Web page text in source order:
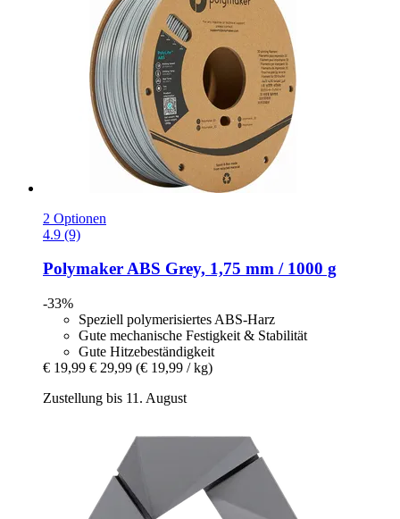
2 Optionen
4.9 (9)
PolymakerABS Grey, 1,75 mm / 1000 g
-33%
Speziell polymerisiertes ABS-Harz
Gute mechanische Festigkeit & Stabilität
Gute Hitzebeständigkeit
€ 19,99 € 29,99 (€ 19,99 / kg)
Zustellung bis 11. August